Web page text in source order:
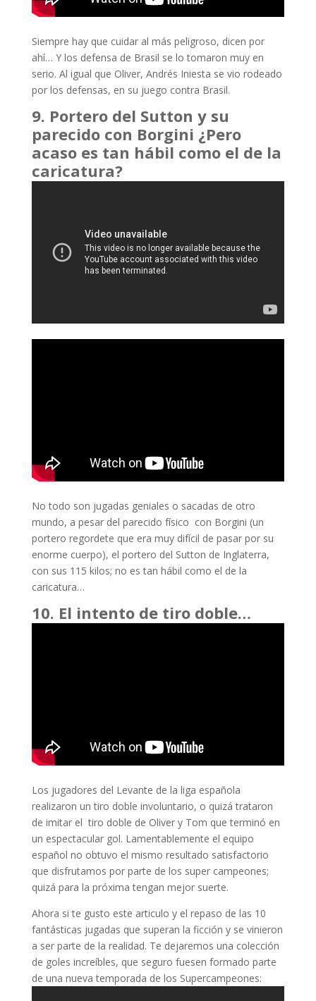
Siempre hay que cuidar al más peligroso, dicen por
ahí… Y los defensa de Brasil se lo tomaron muy en
serio. Al igual que Oliver, Andrés Iniesta se vio rodeado
por los defensas, en su juego contra Brasil.
9. Portero del Sutton y su
parecido con Borgini ¿Pero
acaso es tan hábil como el de la
caricatura?
No todo son jugadas geniales o sacadas de otro
mundo, a pesar del parecido físico con Borgini (un
portero regordete que era muy difícil de pasar por su
enorme cuerpo), el portero del Sutton de Inglaterra,
con sus 115 kilos; no es tan hábil como el de la
caricatura…
10. El intento de tiro doble…
Los jugadores del Levante de la liga española
realizaron un tiro doble involuntario, o quizá trataron
de imitar el tiro doble de Oliver y Tom que terminó en
un espectacular gol. Lamentablemente el equipo
español no obtuvo el mismo resultado satisfactorio
que disfrutamos por parte de los super campeones;
quizá para la próxima tengan mejor suerte.
Ahora si te gusto este articulo y el repaso de las 10
fantásticas jugadas que superan la ficción y se vinieron
a ser parte de la realidad. Te dejaremos una colección
de goles increíbles, que seguro fuesen formado parte
de una nueva temporada de los Supercampeones: